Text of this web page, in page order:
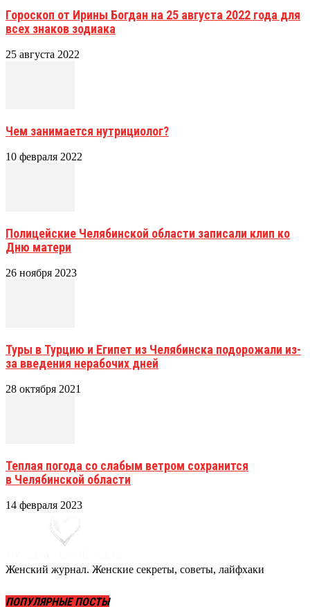
Гороскоп от Ирины Богдан на 25 августа 2022 года для
всех знаков зодиака
25 августа 2022
Чем занимается нутрициолог?
10 февраля 2022
Полицейские Челябинской области записали клип ко
Дню матери
26 ноября 2023
Туры в Турцию и Египет из Челябинска подорожали из-
за введения нерабочих дней
28 октября 2021
Теплая погода со слабым ветром сохранится
в Челябинской области
14 февраля 2023
Женский журнал. Женские секреты, советы, лайфхаки
ПОПУЛЯРНЫЕ ПОСТЫ